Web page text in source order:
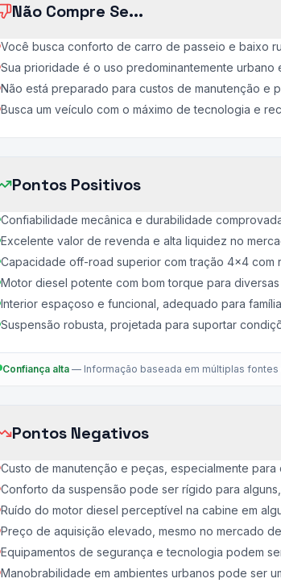
Não Compre Se...
Você busca conforto de carro de passeio e baixo
Sua prioridade é o uso predominantemente urbano
Não está preparado para custos de manutenção e
Busca um veículo com o máximo de tecnologia e
Pontos Positivos
Confiabilidade mecânica e durabilidade
Excelente valor de revenda e alta liquidez no
Capacidade off-road superior com tração 4x4 com
Motor diesel potente com bom torque para
Interior espaçoso e funcional, adequado para
Suspensão robusta, projetada para suportar
Confiança alta — Informação baseada em múltiplas
Pontos Negativos
Custo de manutenção e peças, especialmente
Conforto da suspensão pode ser rígido para
Ruído do motor diesel perceptível na cabine em
Preço de aquisição elevado, mesmo no mercado
Equipamentos de segurança e tecnologia podem
Manobrabilidade em ambientes urbanos pode ser